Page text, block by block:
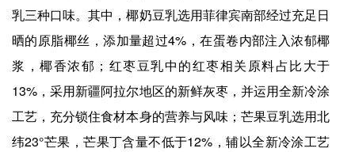
乳三种口味。其中，椰奶豆乳选用菲律宾南部经过充足日
晒的原脂椰丝，添加量超过4%，在蛋卷内部注入浓郁椰
浆，椰香浓郁；红枣豆乳中的红枣相关原料占比大于
13%，采用新疆阿拉尔地区的新鲜灰枣，并运用全新冷涂
工艺，充分锁住食材本身的营养与风味；芒果豆乳选用北
纬23°芒果，芒果丁含量不低于12%，辅以全新冷涂工艺